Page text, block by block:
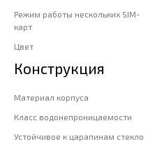
Режим работы нескольких SIM-
карт
Цвет
Конструкция
Материал корпуса
Класс водонепроницаемости
Устойчивое к царапинам стекло